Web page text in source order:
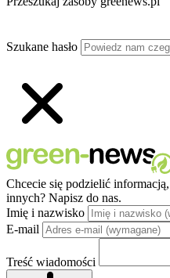
Szukane hasło
Chcecie się podzielić
innych? Napisz do nas.
Imię i nazwisko
E-mail
Treść wiadomości